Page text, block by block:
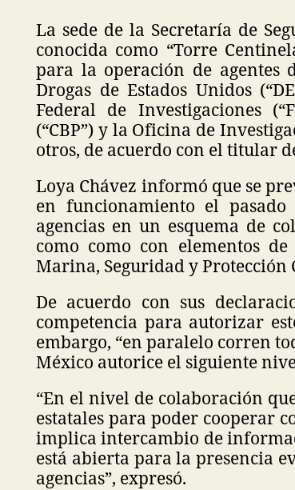
La sede de la Secretaría de
conocida como “Torre
para la operación de
Drogas de Estados Unidos
Federal de Investigaciones
(“CBP”) y la Oficina de
otros, de acuerdo con el titular
Loya Chávez informó que se
en funcionamiento el
agencias en un esquema de
como como con elementos
Marina, Seguridad y
De acuerdo con sus
competencia para autorizar
embargo, “en paralelo corren
México autorice el siguiente
“En el nivel de colaboración
estatales para poder cooperar
implica intercambio de
está abierta para la presencia
agencias”, expresó.